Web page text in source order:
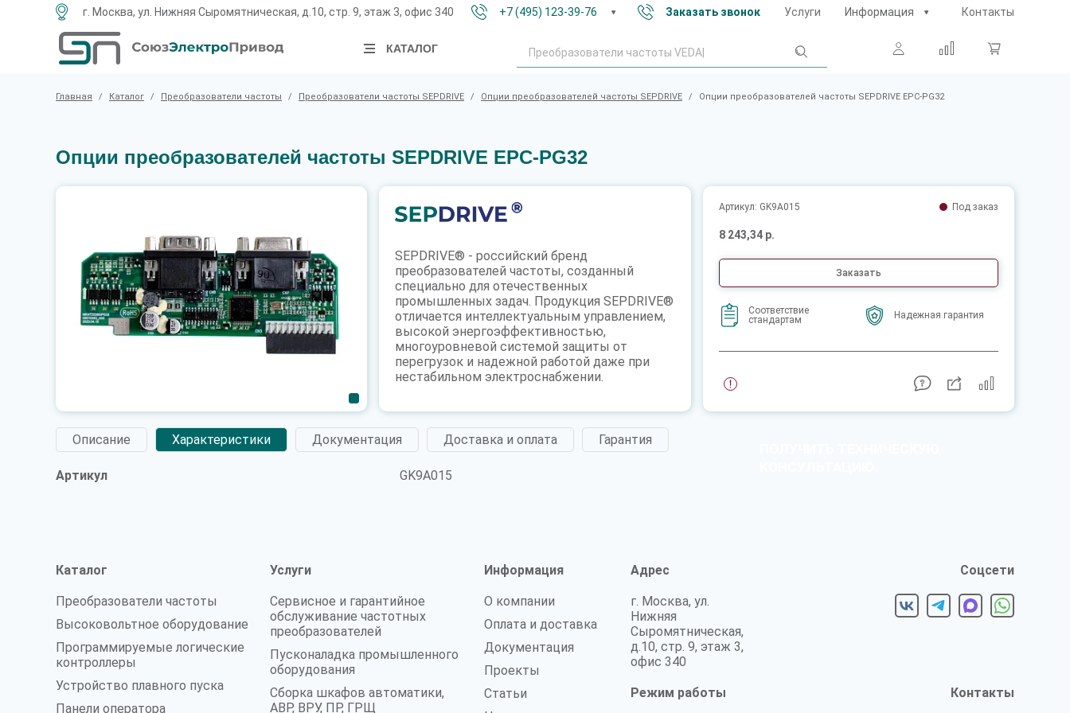
г. Москва, ул. Нижняя Сыромятническая, д.10, стр. 9, этаж 3, офис 340 +7 (495) 123-39-76 Заказать звонок Услуги Информация Контакты
КАТАЛОГ
Главная / Каталог / Преобразователи частоты / Преобразователи частоты SEPDRIVE / Опции преобразователей частоты SEPDRIVE / Опции преобразователей частоты SEPDRIVE EPC-PG32
Опции преобразователей частоты SEPDRIVE EPC-PG32
SEPDRIVE® - российский бренд
преобразователей частоты, созданный
специально для отечественных
промышленных задач. Продукция SEPDRIVE®
отличается интеллектуальным управлением,
высокой энергоэффективностью,
многоуровневой системой защиты от
перегрузок и надежной работой даже при
нестабильном электроснабжении.
Артикул: GK9A015 Под заказ
8 243,34 р.
Заказать
Соответствие
стандартам
Надежная гарантия
Описание Характеристики Документация Доставка и оплата Гарантия
Артикул GK9A015
Каталог
Преобразователи частоты
Высоковольтное оборудование
Программируемые логические
контроллеры
Устройство плавного пуска
Панели оператора
Услуги
Сервисное и гарантийное
обслуживание частотных
преобразователей
Пусконаладка промышленного
оборудования
Сборка шкафов автоматики,
АВР, ВРУ, ПР, ГРЩ
Информация
О компании
Оплата и доставка
Документация
Проекты
Статьи
Соцсети
Адрес
г. Москва, ул.
Нижняя
Сыромятническая,
д.10, стр. 9, этаж 3,
офис 340
Контакты
Режим работы